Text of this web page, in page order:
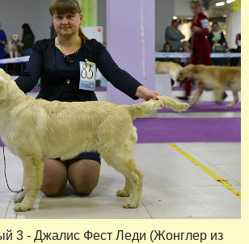
3 - Джалис Фест Леди (Жонглер из